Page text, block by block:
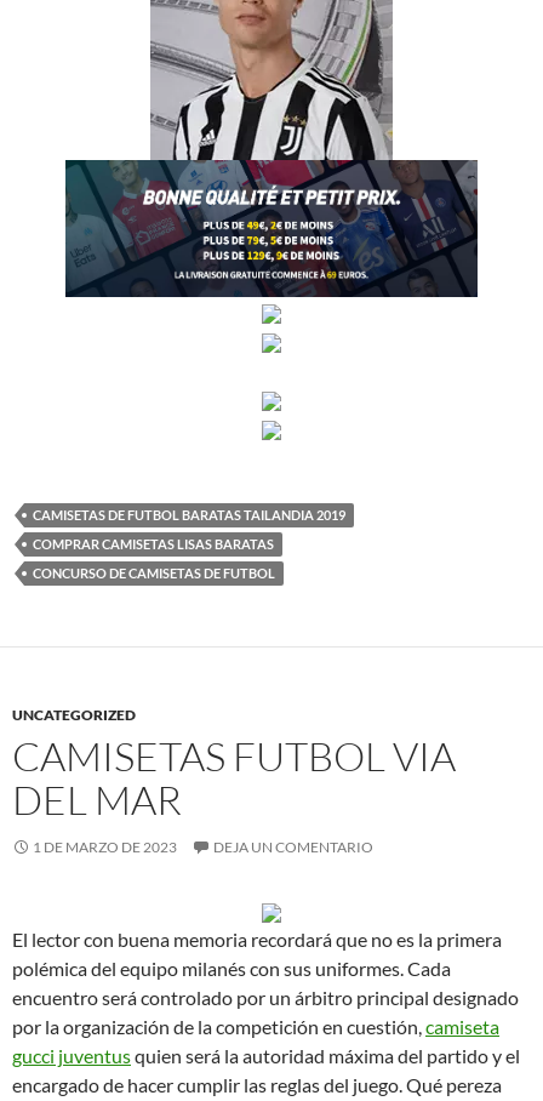
CAMISETAS DE FUTBOL BARATAS TAILANDIA 2019
COMPRAR CAMISETAS LISAS BARATAS
CONCURSO DE CAMISETAS DE FUTBOL
UNCATEGORIZED
CAMISETAS FUTBOL VIA
DEL MAR
1 DE MARZO DE 2023 DEJA UN COMENTARIO
El lector con buena memoria recordará que no es la primera
polémica del equipo milanés con sus uniformes. Cada
encuentro será controlado por un árbitro principal designado
por la organización de la competición en cuestión,camiseta
gucci juventusquien será la autoridad máxima del partido y el
encargado de hacer cumplir las reglas del juego. Qué pereza